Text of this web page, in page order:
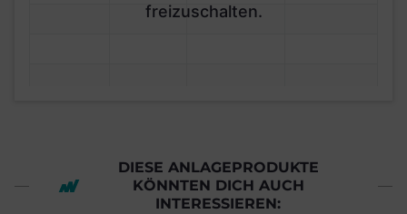
freizuschalten.
DIESE ANLAGEPRODUKTE
KÖNNTEN DICH AUCH
INTERESSIEREN: